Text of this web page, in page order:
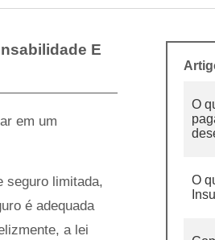
E
seguro limitada,
é adequada
a lei
O
O